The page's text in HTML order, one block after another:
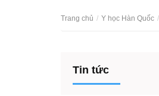
Trang chủ Y học Hàn Quốc
Tin tức